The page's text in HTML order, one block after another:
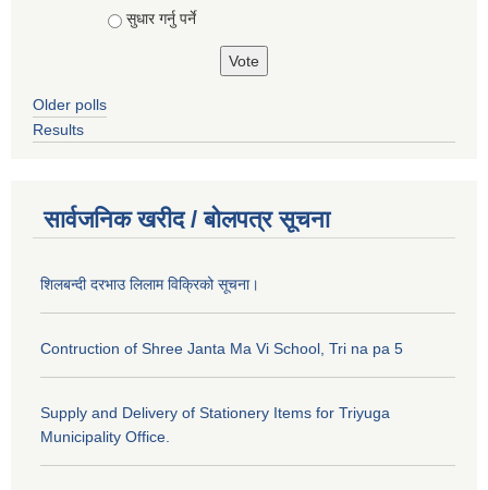
सुधार गर्नु पर्ने
Older polls
Results
सार्वजनिक खरीद / बोलपत्र सूचना
शिलबन्दी दरभाउ लिलाम विक्रिको सूचना।
Contruction of Shree Janta Ma Vi School, Tri na pa 5
Supply and Delivery of Stationery Items for Triyuga
Municipality Office.